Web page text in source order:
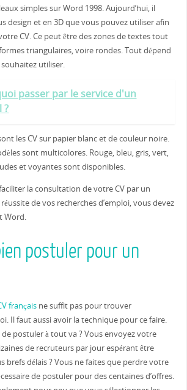
simples sur Word 1998. Aujourd’hui, il
design et en 3D que vous pouvez utiliser afin
CV. Ce peut être des zones de textes tout
triangulaires, voire rondes. Tout dépend
utiliser.
passer par le service d'un
?
les CV sur papier blanc et de couleur noire.
sont multicolores. Rouge, bleu, gris, vert,
et voyantes sont disponibles.
la consultation de votre CV par un
de vos recherches d’emploi, vous devez
Word.
postuler pour un
françaisne suffit pas pour trouver
Il faut aussi avoir la technique pour ce faire.
de postuler à tout va ? Vous envoyez votre
de recruteurs par jour espérant être
brefs délais ? Vous ne faites que perdre votre
de postuler pour des centaines d’offres.